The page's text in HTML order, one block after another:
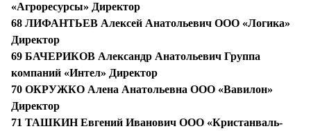
«Агроресурсы» Директор
68 ЛИФАНТЬЕВ Алексей Анатольевич ООО «Логика»
Директор
69 БАЧЕРИКОВ Александр Анатольевич Группа
компаний «Интел» Директор
70 ОКРУЖКО Алена Анатольевна ООО «Вавилон»
Директор
71 ТАШКИН Евгений Иванович ООО «Кристанваль-